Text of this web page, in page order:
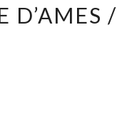
D’AMES /